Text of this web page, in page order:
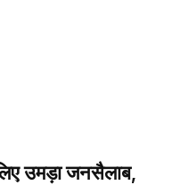
उमड़ा जनसैलाब,